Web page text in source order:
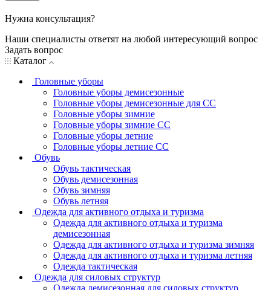
Нужна консультация?
Наши специалисты ответят на любой интересующий вопрос
Задать вопрос
Каталог
Головные уборы
Головные уборы демисезонные
Головные уборы демисезонные для СС
Головные уборы зимние
Головные уборы зимние СС
Головные уборы летние
Головные уборы летние СС
Обувь
Обувь тактическая
Обувь демисезонная
Обувь зимняя
Обувь летняя
Одежда для активного отдыха и туризма
Одежда для активного отдыха и туризма
демисезонная
Одежда для активного отдыха и туризма зимняя
Одежда для активного отдыха и туризма летняя
Одежда тактическая
Одежда для силовых структур